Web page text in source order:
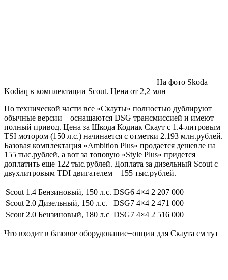
На фото Skoda
Kodiaq в комплектации Scout. Цена от 2,2 млн
По технической части все «Скауты» полностью дублируют
обычные версии – оснащаются DSG трансмиссией и имеют
полный привод. Цена за Шкода Кодиак Скаут с 1.4-литровым
TSI мотором (150 л.с.) начинается с отметки 2.193 млн.рублей.
Базовая комплектация «Ambition Plus» продается дешевле на
155 тыс.рублей, а вот за топовую «Style Plus» придется
доплатить еще 122 тыс.рублей. Доплата за дизельный Scout с
двухлитровым TDI двигателем – 155 тыс.рублей.
Scout 1.4 Бензиновый, 150 л.с. DSG6 4×4 2 207 000
Scout 2.0 Дизельный, 150 л.с. DSG7 4×4 2 471 000
Scout 2.0 Бензиновый, 180 л.с DSG7 4×4 2 516 000
Что входит в базовое оборудование+опции для Скаута см тут